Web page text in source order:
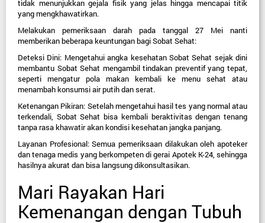
tidak menunjukkan gejala fisik yang jelas hingga mencapai titik
yang mengkhawatirkan.
Melakukan pemeriksaan darah pada tanggal 27 Mei nanti
memberikan beberapa keuntungan bagi Sobat Sehat:
Deteksi Dini: Mengetahui angka kesehatan Sobat Sehat sejak dini
membantu Sobat Sehat mengambil tindakan preventif yang tepat,
seperti mengatur pola makan kembali ke menu sehat atau
menambah konsumsi air putih dan serat.
Ketenangan Pikiran: Setelah mengetahui hasil tes yang normal atau
terkendali, Sobat Sehat bisa kembali beraktivitas dengan tenang
tanpa rasa khawatir akan kondisi kesehatan jangka panjang.
Layanan Profesional: Semua pemeriksaan dilakukan oleh apoteker
dan tenaga medis yang berkompeten di gerai Apotek K-24, sehingga
hasilnya akurat dan bisa langsung dikonsultasikan.
Mari Rayakan Hari
Kemenangan dengan Tubuh